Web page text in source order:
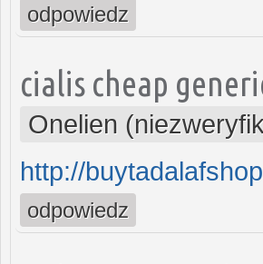
odpowiedz
cialis cheap
Onelien
http://
odpowiedz